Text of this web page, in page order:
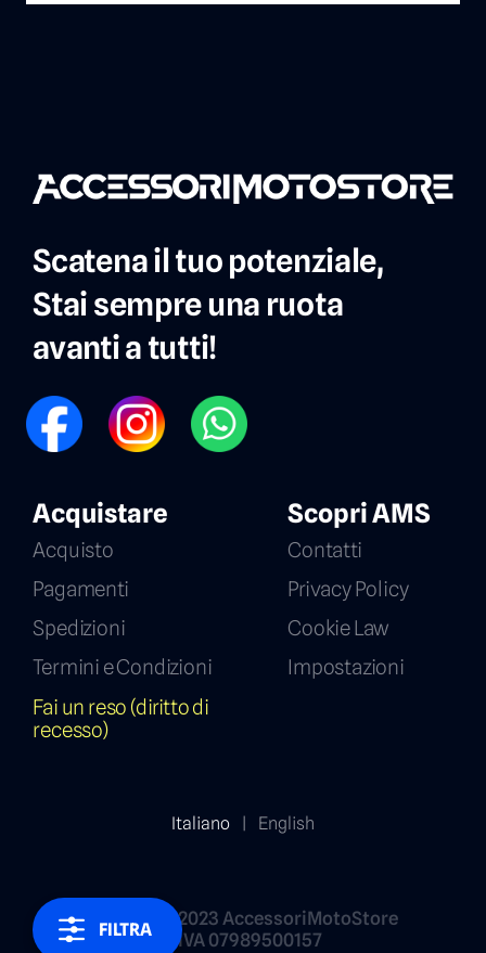
FILTRA
Scatena il tuo potenziale,
Stai sempre una ruota
avanti a tutti!
FB IG WP
Acquistare
Acquisto
Pagamenti
Spedizioni
Termini e Condizioni
Fai un reso (diritto di
recesso)
Scopri AMS
Contatti
Privacy Policy
Cookie Law
Impostazioni
Italiano English
Copyright 2023 AccessoriMotoStore
P.IVA 07989500157